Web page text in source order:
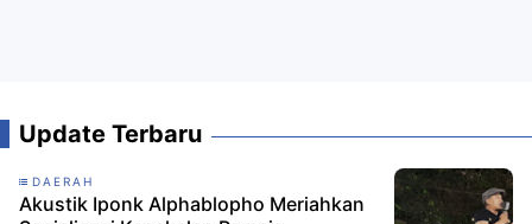
Update Terbaru
DAERAH
Akustik Iponk Alphablopho Meriahkan